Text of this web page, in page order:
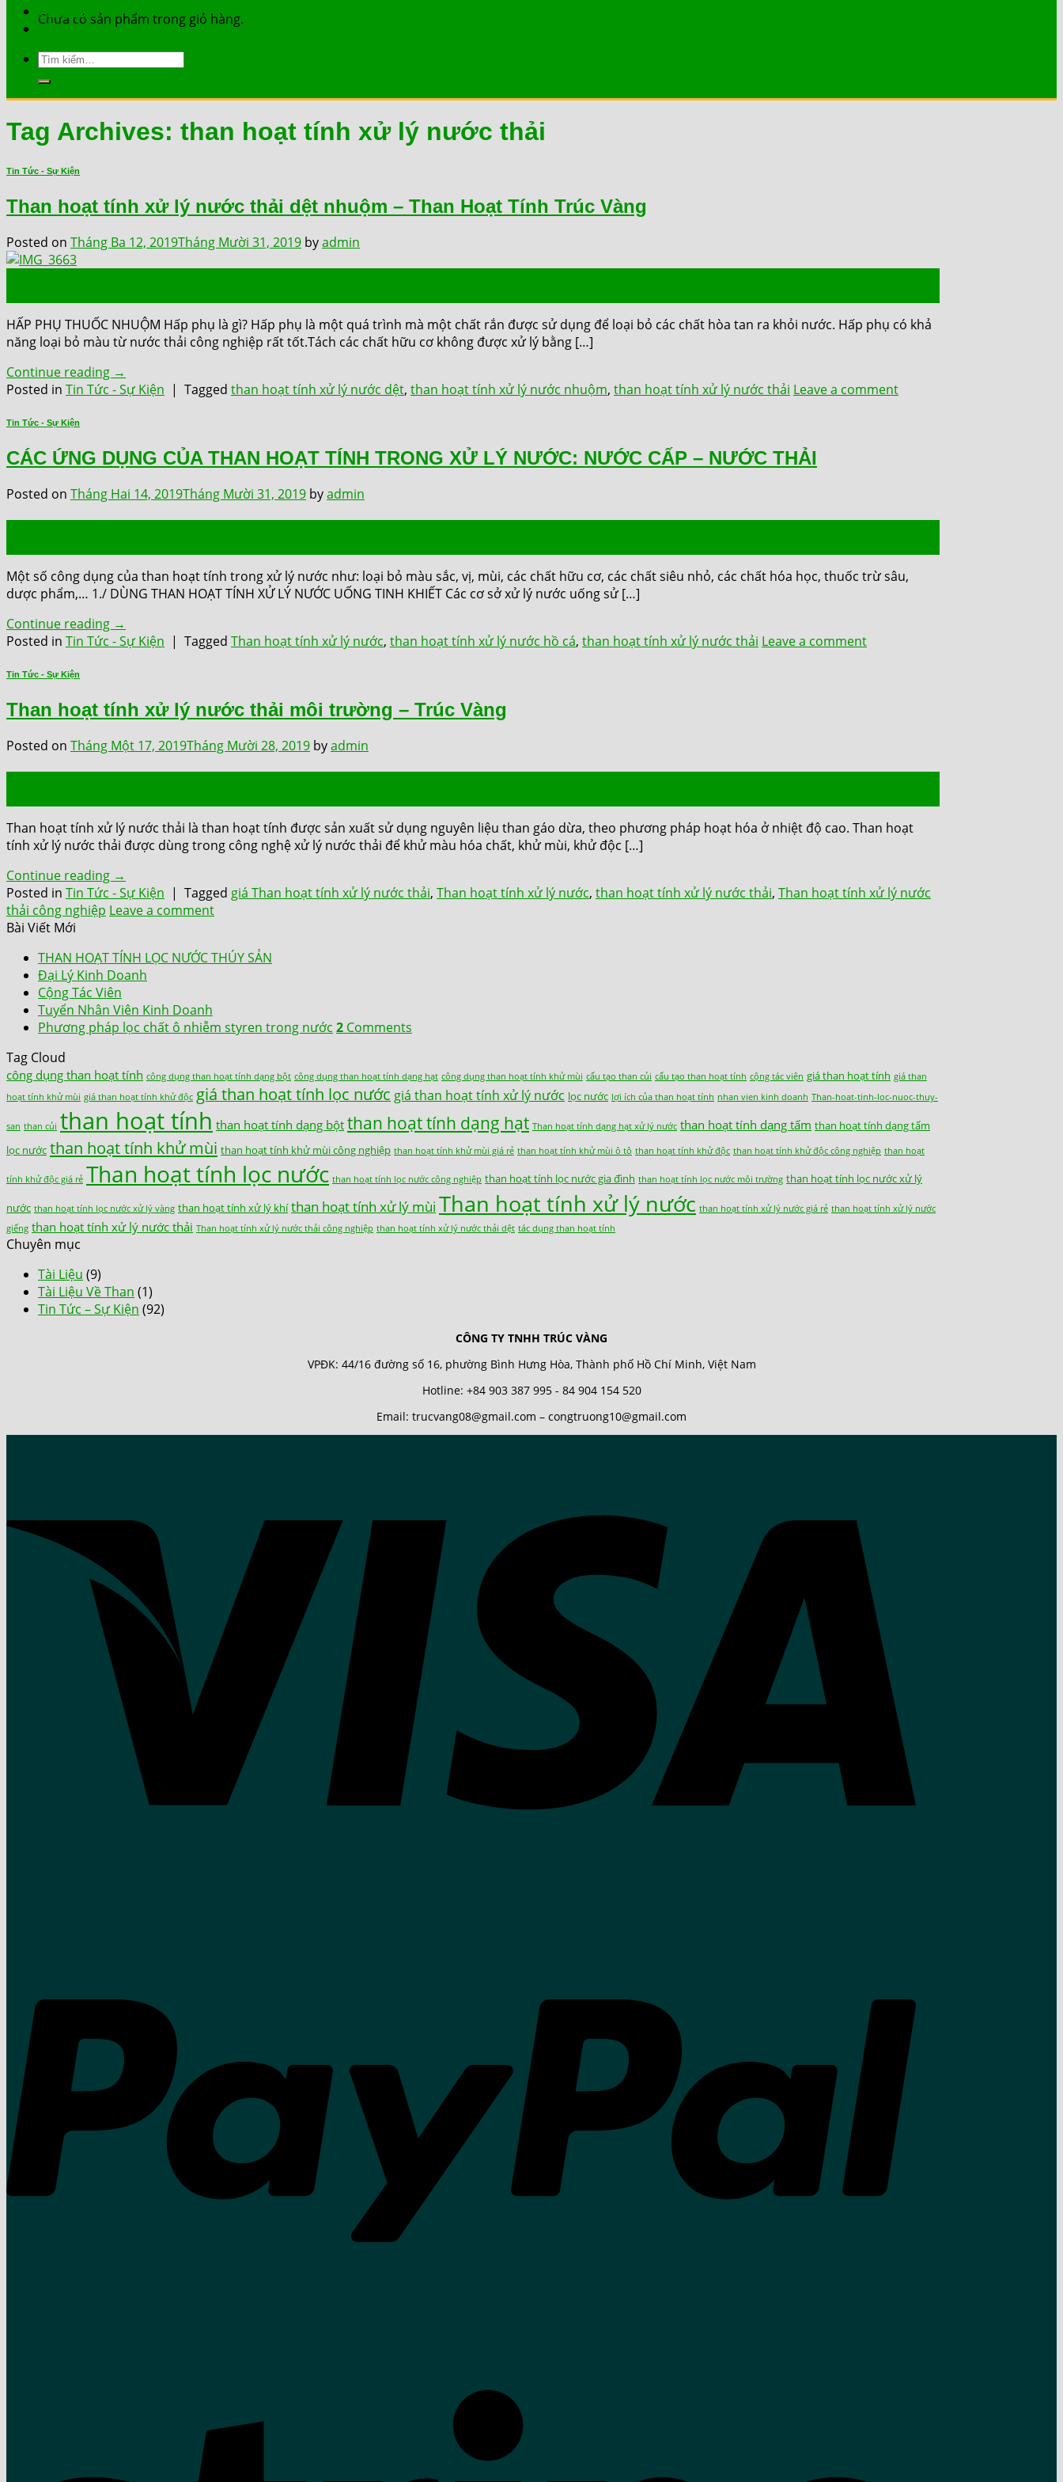
Chưa có sản phẩm trong giỏ hàng.
Tài Liệu
Liên Hệ
Tìm
kiếm:
Tag Archives: than hoạt tính xử lý nước thải
Tin Tức - Sự Kiện
Than hoạt tính xử lý nước thải dệt nhuộm – Than Hoạt Tính Trúc Vàng
Posted on Tháng Ba 12, 2019Tháng Mười 31, 2019 byadmin
HẤP PHỤ THUỐC NHUỘM Hấp phụ là gì? Hấp phụ là một quá trình mà một chất rắn được sử dụng để loại bỏ các chất hòa tan ra khỏi nước. Hấp phụ có khả
năng loại bỏ màu từ nước thải công nghiệp rất tốt.Tách các chất hữu cơ không được xử lý bằng […]
Continue reading →
Posted in Tin Tức - Sự Kiện | Tagged than hoạt tính xử lý nước dệt, than hoạt tính xử lý nước nhuộm, than hoạt tính xử lý nước thải Leave a comment
Tin Tức - Sự Kiện
CÁC ỨNG DỤNG CỦA THAN HOẠT TÍNH TRONG XỬ LÝ NƯỚC: NƯỚC CẤP – NƯỚC THẢI
Posted on Tháng Hai 14, 2019Tháng Mười 31, 2019 byadmin
Một số công dụng của than hoạt tính trong xử lý nước như: loại bỏ màu sắc, vị, mùi, các chất hữu cơ, các chất siêu nhỏ, các chất hóa học, thuốc trừ sâu,
dược phẩm,… 1./ DÙNG THAN HOẠT TÍNH XỬ LÝ NƯỚC UỐNG TINH KHIẾT Các cơ sở xử lý nước uống sử […]
Continue reading →
Posted in Tin Tức - Sự Kiện | Tagged Than hoạt tính xử lý nước, than hoạt tính xử lý nước hồ cá, than hoạt tính xử lý nước thải Leave a comment
Tin Tức - Sự Kiện
Than hoạt tính xử lý nước thải môi trường – Trúc Vàng
Posted on Tháng Một 17, 2019Tháng Mười 28, 2019 byadmin
Than hoạt tính xử lý nước thải là than hoạt tính được sản xuất sử dụng nguyên liệu than gáo dừa, theo phương pháp hoạt hóa ở nhiệt độ cao. Than hoạt
tính xử lý nước thải được dùng trong công nghệ xử lý nước thải để khử màu hóa chất, khử mùi, khử độc […]
Continue reading →
Posted in Tin Tức - Sự Kiện | Tagged giá Than hoạt tính xử lý nước thải, Than hoạt tính xử lý nước, than hoạt tính xử lý nước thải, Than hoạt tính xử lý nước
thải công nghiệp Leave a comment
Bài Viết Mới
THAN HOẠT TÍNH LỌC NƯỚC THÚY SẢN
Đại Lý Kinh Doanh
Cộng Tác Viên
Tuyển Nhân Viên Kinh Doanh
Phương pháp lọc chất ô nhiễm styren trong nước 2 Comments
Tag Cloud
công dụng than hoạt tính công dụng than hoạt tính dạng bột công dụng than hoạt tính dạng hạt công dụng than hoạt tính khử mùi cấu tạo than củi cấu tạo than hoạt tính cộng tác viên giá than hoạt tính giá than
hoạt tính khử mùi giá than hoạt tính khử độc giá than hoạt tính lọc nước giá than hoạt tính xử lý nước lọc nước lợi ích của than hoạt tính nhan vien kinh doanh Than-hoat-tinh-loc-nuoc-thuy-
san than củi than hoạt tính than hoạt tính dạng bột than hoạt tính dạng hạt Than hoạt tính dạng hạt xử lý nước than hoạt tính dạng tấm than hoạt tính dạng tấm
lọc nước than hoạt tính khử mùi than hoạt tính khử mùi công nghiệp than hoạt tính khử mùi giá rẻ than hoạt tính khử mùi ô tô than hoạt tính khử độc than hoạt tính khử độc công nghiệp than hoạt
tính khử độc giá rẻ Than hoạt tính lọc nước than hoạt tính lọc nước công nghiệp than hoạt tính lọc nước gia đình than hoạt tính lọc nước môi trường than hoạt tính lọc nước xử lý
nước than hoạt tính lọc nước xử lý vàng than hoạt tính xử lý khí than hoạt tính xử lý mùi Than hoạt tính xử lý nước than hoạt tính xử lý nước giá rẻ than hoạt tính xử lý nước
giếng than hoạt tính xử lý nước thải Than hoạt tính xử lý nước thải công nghiệp than hoạt tính xử lý nước thải dệt tác dụng than hoạt tính
Chuyên mục
Tài Liệu (9)
Tài Liệu Về Than (1)
Tin Tức – Sự Kiện (92)
CÔNG TY TNHH TRÚC VÀNG
VPĐK: 44/16 đường số 16, phường Bình Hưng Hòa, Thành phố Hồ Chí Minh, Việt Nam
Hotline: +84 903 387 995 - 84 904 154 520
Email: trucvang08@gmail.com – congtruong10@gmail.com